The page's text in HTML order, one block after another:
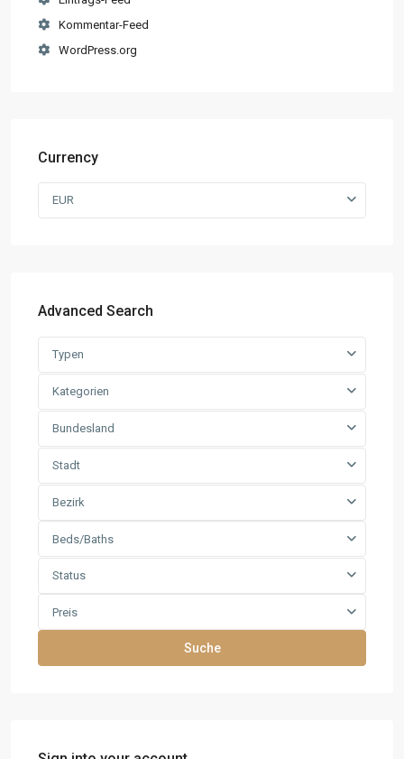
Kommentar-Feed
WordPress.org
Currency
EUR
Advanced Search
Typen
Kategorien
Bundesland
Stadt
Bezirk
Beds/Baths
Status
Preis
Suche